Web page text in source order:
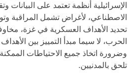
الإسرائيلية أنظمة تعتمد على البيانات
الاصطناعي، لأغراض تشمل المراقبة
تحديد الأهداف العسكرية في غزة،
الحرب، لا سيما مبدأ التمييز بين
وضرورة اتخاذ جميع الاحتياطات الممكنة
تلحق بالمدنيين.